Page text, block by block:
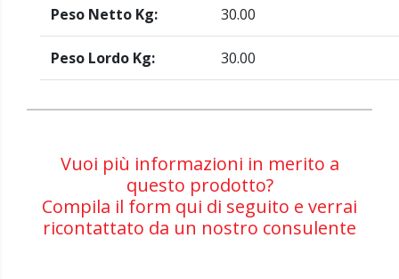
Peso Netto Kg: 30.00
Peso Lordo Kg: 30.00
Vuoi più informazioni in merito a
questo prodotto?
Compila il form qui di seguito e verrai
ricontattato da un nostro consulente